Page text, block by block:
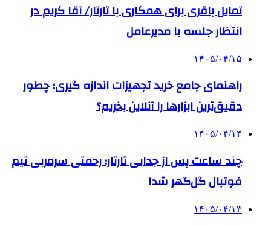
تمایل باقری برای همکاری با تارتار/ آقا کریم در
انتظار جلسه با مدیرعامل
۱۴۰۵/۰۴/۱۵
راهنمای جامع خرید تجهیزات اندازه گیری؛ چطور
دقیق‌ترین ابزارها را آنلاین بخریم؟
۱۴۰۵/۰۴/۱۴
چند ساعت پس از جدایی تارتار؛ رحمتی سرمربی تیم
فوتبال گل‌گهر شد!
۱۴۰۵/۰۴/۱۳